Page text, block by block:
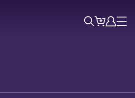
ZoekTicketsAccount
Menu